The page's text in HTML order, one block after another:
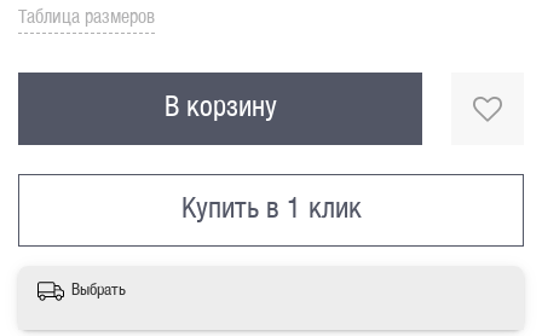
Таблица размеров
В корзину
Купить в 1 клик
Выбрать